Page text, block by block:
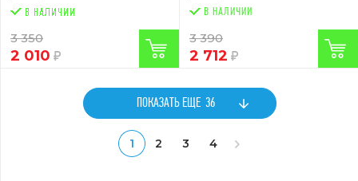
3 350
2 010
В НАЛИЧИИ
3 390
2 712
ПОКАЗАТЬ ЕЩЕ 36
1 2 3 4